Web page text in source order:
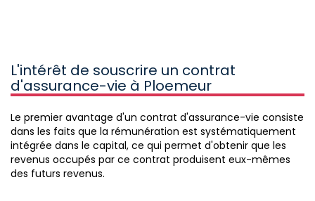
L'intérêt de souscrire un contrat
d'assurance-vie à Ploemeur
Le premier avantage d'un contrat d'assurance-vie consiste
dans les faits que la rémunération est systématiquement
intégrée dans le capital, ce qui permet d'obtenir que les
revenus occupés par ce contrat produisent eux-mêmes
des futurs revenus.